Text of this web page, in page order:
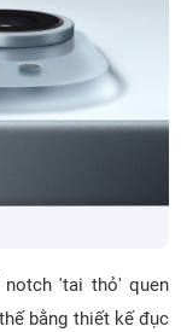
'tai thỏ' quen
bằng thiết kế đục